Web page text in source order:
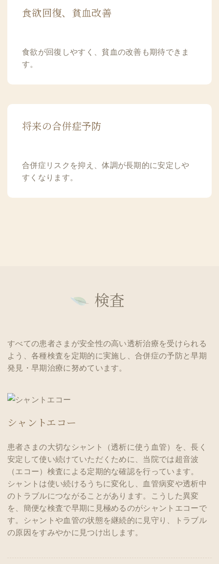
食欲回復、貧血改善
食欲が回復しやすく、貧血の改善も期待できま
す。
将来の合併症予防
合併症リスクを抑え、体調が長期的に安定しや
すくなります。
検査
すべての患者さまが安全性の高い透析治療を受けられる
よう、各種検査を定期的に実施し、合併症の予防と早期
発見・早期治療に努めています。
シャントエコー
患者さまの大切なシャント（透析に使う血管）を、長く
安定して使い続けていただくために、当院では超音波
（エコー）検査による定期的な確認を行っています。
シャントは使い続けるうちに変化し、血管病変や透析中
のトラブルにつながることがあります。こうした異変
を、簡便な検査で早期に見極めるのがシャントエコーで
す。シャントや血管の状態を継続的に見守り、トラブル
の原因をすみやかに見つけ出します。